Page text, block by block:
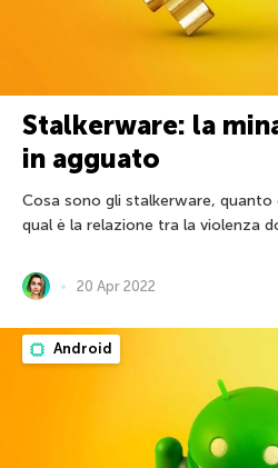
Stalkerware: la
in agguato
Cosa sono gli stalkerware,
qual è la relazione tra la violenza
20 Apr 2022
Android